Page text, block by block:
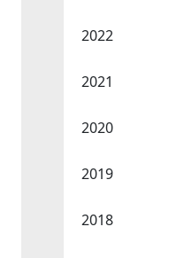
2022
2021
2020
2019
2018